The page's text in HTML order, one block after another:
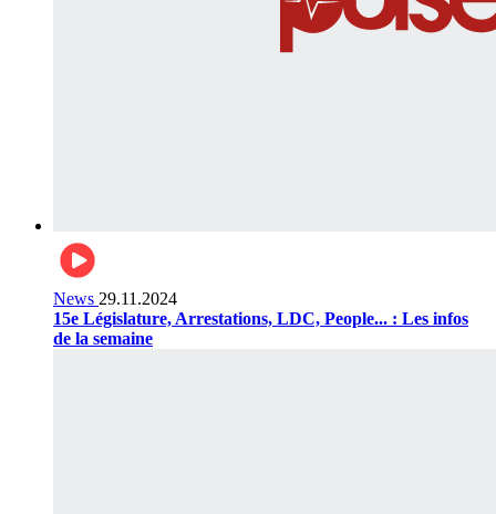
News 29.11.2024
15e Législature, Arrestations, LDC, People... : Les infos
de la semaine